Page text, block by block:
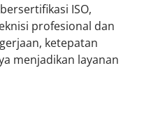
ISO,
profesional dan
ketepatan
menjadikan layanan